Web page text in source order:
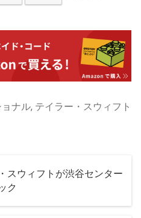
ナル, テイラー・スウィフト
スウィフトが渋谷センター
ク